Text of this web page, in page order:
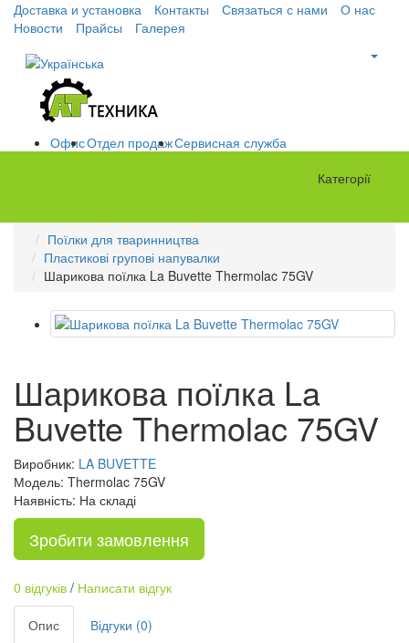
Доставка и установка Контакты Связаться с нами
О нас
Новости
Прайсы Галерея
ОфисОтдел продажСервисная служба
Категорії
Поїлки для тваринництва
Пластикові групові напувалки
Шарикова поїлка La Buvette Thermolac 75GV
Шарикова поїлка La
Buvette Thermolac 75GV
Виробник: LA BUVETTE
Модель: Thermolac 75GV
Наявність: На складі
Зробити замовлення
0 відгуків / Написати відгук
Опис
Відгуки (0)